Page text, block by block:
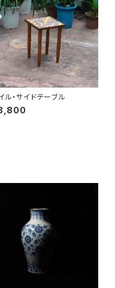
ル・サイドテーブル